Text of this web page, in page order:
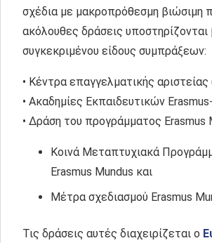
σχέδια με μακροπρόθεσμη βιώσιμη
ακόλουθες δράσεις υποστηρίζονται
συγκεκριμένου είδους συμπράξεων:
• Κέντρα επαγγελματικής
• Ακαδημίες Εκπαιδευτικών
• Δράση του προγράμματος Erasmus
Κοινά Μεταπτυχιακά
Erasmus Mundus και
Μέτρα σχεδιασμού Erasmus
Τις δράσεις αυτές διαχειρίζεται ο